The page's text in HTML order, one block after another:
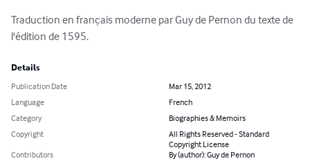
Traduction en français moderne par Guy de Pernon du texte de
l'édition de 1595.
Details
Publication Date
Mar 15, 2012
Language
French
Category
Biographies & Memoirs
Copyright
All Rights Reserved - Standard
Copyright License
Contributors
By (author): Guy de Pernon